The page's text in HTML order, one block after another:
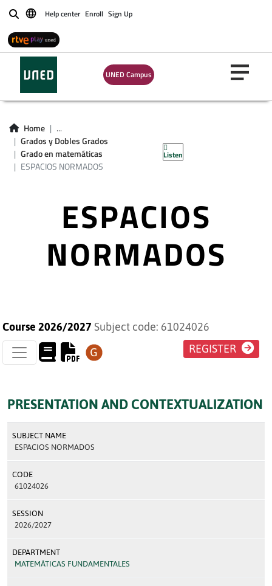
BuscarHelp center Enroll Sign Up
UNED Campus
Home
...
Grados y Dobles Grados
Grado en matemáticas
ESPACIOS NORMADOS
Listen
ESPACIOS
NORMADOS
Course 2026/2027 Subject code: 61024026
REGISTER
PRESENTATION AND CONTEXTUALIZATION
SUBJECT NAME
ESPACIOS NORMADOS
CODE
61024026
SESSION
2026/2027
DEPARTMENT
MATEMÁTICAS FUNDAMENTALES